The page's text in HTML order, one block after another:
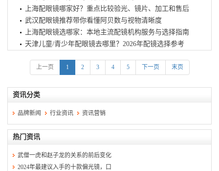
上海配眼镜哪家好？重点比较验光、镜片、加工和售后
武汉配眼镜推荐带你看懂阿贝数与视物清晰度
上海配眼镜选哪家：本地主流配镜机构服务与选择指南
天津儿童/青少年配眼镜去哪里？2026年配镜选择参考
上一页 1 2 3 4 5 下一页 末页
资讯分类
品牌新闻 行业资讯 资讯营销
热门资讯
武僧一虎和赵子龙的关系的前后变化
2024年最建议入手的十款偏光镜，口